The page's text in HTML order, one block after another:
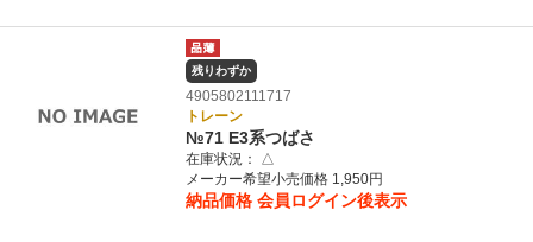
残りわずか
4905802111717
トレーン
№71 E3系つばさ
在庫状況：
△
メーカー希望小売価格 1,950円
納品価格 会員ログイン後表示